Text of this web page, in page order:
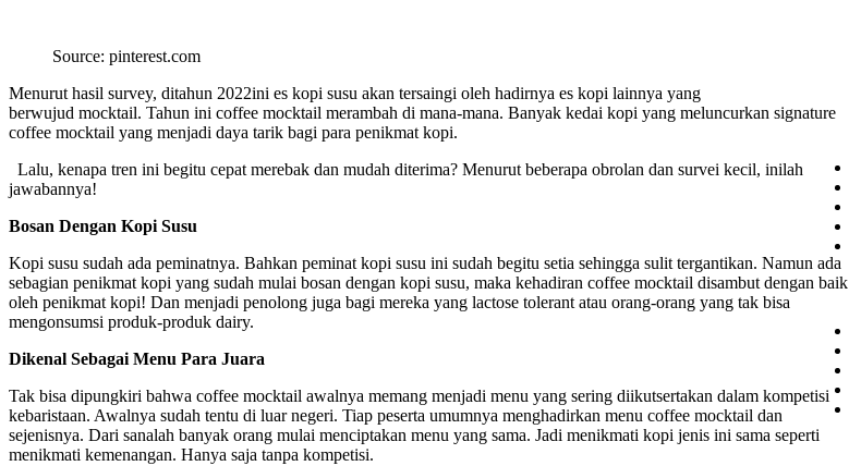
Source: pinterest.com
Menurut hasil survey, ditahun 2022ini es kopi susu akan tersaingi oleh hadirnya es kopi lainnya yang
berwujud mocktail. Tahun ini coffee mocktail merambah di mana-mana. Banyak kedai kopi yang meluncurkan signature
coffee mocktail yang menjadi daya tarik bagi para penikmat kopi.
Lalu, kenapa tren ini begitu cepat merebak dan mudah diterima? Menurut beberapa obrolan dan survei kecil, inilah
jawabannya!
Bosan Dengan Kopi Susu
Kopi susu sudah ada peminatnya. Bahkan peminat kopi susu ini sudah begitu setia sehingga sulit tergantikan. Namun ada
sebagian penikmat kopi yang sudah mulai bosan dengan kopi susu, maka kehadiran coffee mocktail disambut dengan baik
oleh penikmat kopi! Dan menjadi penolong juga bagi mereka yang lactose tolerant atau orang-orang yang tak bisa
mengonsumsi produk-produk dairy.
Dikenal Sebagai Menu Para Juara
Tak bisa dipungkiri bahwa coffee mocktail awalnya memang menjadi menu yang sering diikutsertakan dalam kompetisi
kebaristaan. Awalnya sudah tentu di luar negeri. Tiap peserta umumnya menghadirkan menu coffee mocktail dan
sejenisnya. Dari sanalah banyak orang mulai menciptakan menu yang sama. Jadi menikmati kopi jenis ini sama seperti
menikmati kemenangan. Hanya saja tanpa kompetisi.